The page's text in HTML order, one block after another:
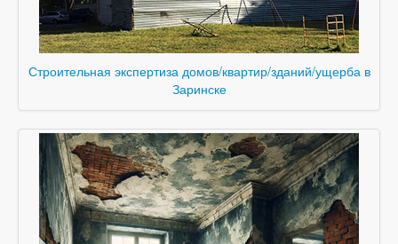
Строительная экспертиза домов/квартир/зданий/ущерба в
Заринске